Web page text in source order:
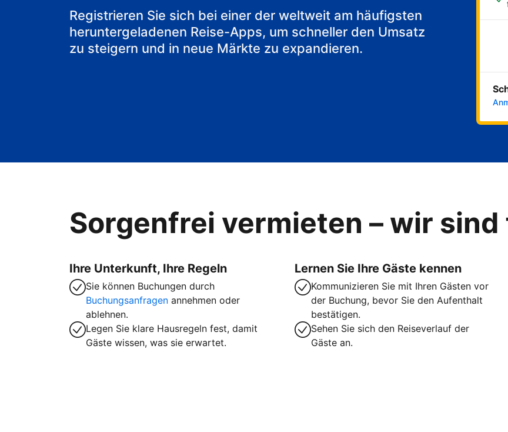
Ihr Bed & Breakfast
Registrieren Sie sich bei einer der weltweit am häufigsten
heruntergeladenen Reise-Apps, um schneller den Umsatz
zu steigern und in neue Märkte zu expandieren.
Sorgenfrei vermieten – wir sind
Ihre Unterkunft, Ihre Regeln
Sie können Buchungen durch
Buchungsanfragen annehmen oder
ablehnen.
Legen Sie klare Hausregeln fest, damit
Gäste wissen, was sie erwartet.
Lernen Sie Ihre Gäste kennen
Kommunizieren Sie mit Ihren Gästen vor
der Buchung, bevor Sie den Aufenthalt
bestätigen.
Sehen Sie sich den Reiseverlauf der
Gäste an.